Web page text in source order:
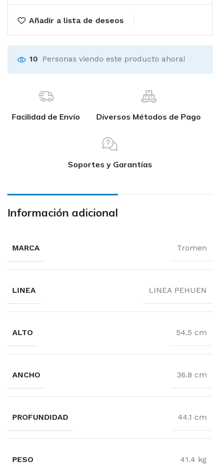
Añadir a lista de deseos
10 Personas viendo este producto ahora!
Facilidad de Envío Diversos Métodos de Pago
Soportes y Garantías
Información adicional
MARCA Tromen
LINEA LINEA PEHUEN
ALTO 54.5 cm
ANCHO 36.8 cm
PROFUNDIDAD 44.1 cm
PESO 41.4 kg